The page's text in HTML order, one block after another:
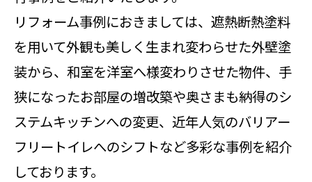
リフォーム事例におきましては、遮熱断熱塗料
を用いて外観も美しく生まれ変わらせた外壁塗
装から、和室を洋室へ様変わりさせた物件、手
狭になったお部屋の増改築や奥さまも納得のシ
ステムキッチンへの変更、近年人気のバリアー
フリートイレへのシフトなど多彩な事例を紹介
しております。